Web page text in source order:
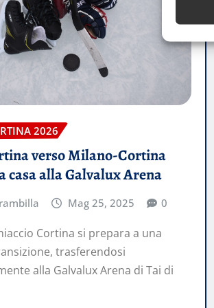
2026
verso Milano-Cortina
casa alla Galvalux Arena
Mag 25, 2025 0
Cortina si prepara a una
trasferendosi
alla Galvalux Arena di Tai di